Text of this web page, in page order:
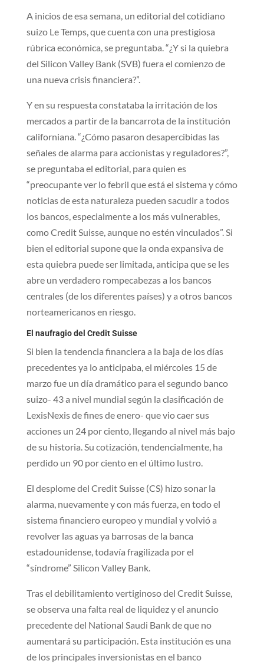
A inicios de esa semana, un editorial del cotidiano
suizo Le Temps, que cuenta con una prestigiosa
rúbrica económica, se preguntaba. “¿Y si la quiebra
del Silicon Valley Bank (SVB) fuera el comienzo de
una nueva crisis financiera?”.
Y en su respuesta constataba la irritación de los
mercados a partir de la bancarrota de la institución
californiana. “¿Cómo pasaron desapercibidas las
señales de alarma para accionistas y reguladores?”,
se preguntaba el editorial, para quien es
“preocupante ver lo febril que está el sistema y cómo
noticias de esta naturaleza pueden sacudir a todos
los bancos, especialmente a los más vulnerables,
como Credit Suisse, aunque no estén vinculados”. Si
bien el editorial supone que la onda expansiva de
esta quiebra puede ser limitada, anticipa que se les
abre un verdadero rompecabezas a los bancos
centrales (de los diferentes países) y a otros bancos
norteamericanos en riesgo.
El naufragio del Credit Suisse
Si bien la tendencia financiera a la baja de los días
precedentes ya lo anticipaba, el miércoles 15 de
marzo fue un día dramático para el segundo banco
suizo- 43 a nivel mundial según la clasificación de
LexisNexis de fines de enero- que vio caer sus
acciones un 24 por ciento, llegando al nivel más bajo
de su historia. Su cotización, tendencialmente, ha
perdido un 90 por ciento en el último lustro.
El desplome del Credit Suisse (CS) hizo sonar la
alarma, nuevamente y con más fuerza, en todo el
sistema financiero europeo y mundial y volvió a
revolver las aguas ya barrosas de la banca
estadounidense, todavía fragilizada por el
“síndrome” Silicon Valley Bank.
Tras el debilitamiento vertiginoso del Credit Suisse,
se observa una falta real de liquidez y el anuncio
precedente del National Saudi Bank de que no
aumentará su participación. Esta institución es una
de los principales inversionistas en el banco